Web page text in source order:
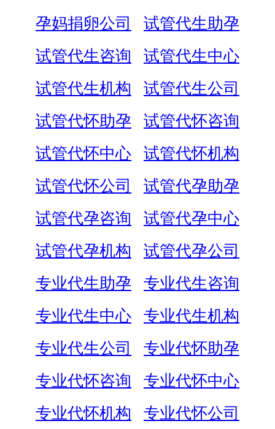
孕妈捐卵公司
试管代生助孕
试管代生咨询
试管代生中心
试管代生机构
试管代生公司
试管代怀助孕
试管代怀咨询
试管代怀中心
试管代怀机构
试管代怀公司
试管代孕助孕
试管代孕咨询
试管代孕中心
试管代孕机构
试管代孕公司
专业代生助孕
专业代生咨询
专业代生中心
专业代生机构
专业代生公司
专业代怀助孕
专业代怀咨询
专业代怀中心
专业代怀机构
专业代怀公司